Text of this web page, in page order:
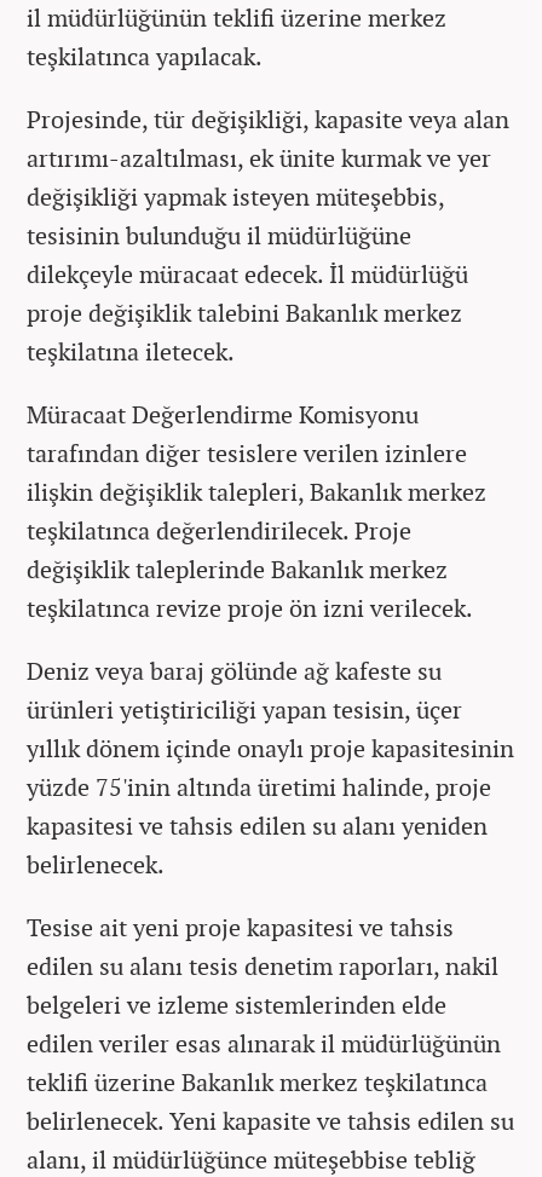
il müdürlüğünün teklifi üzerine merkez
teşkilatınca yapılacak.
Projesinde, tür değişikliği, kapasite veya alan
artırımı-azaltılması, ek ünite kurmak ve yer
değişikliği yapmak isteyen müteşebbis,
tesisinin bulunduğu il müdürlüğüne
dilekçeyle müracaat edecek. İl müdürlüğü
proje değişiklik talebini Bakanlık merkez
teşkilatına iletecek.
Müracaat Değerlendirme Komisyonu
tarafından diğer tesislere verilen izinlere
ilişkin değişiklik talepleri, Bakanlık merkez
teşkilatınca değerlendirilecek. Proje
değişiklik taleplerinde Bakanlık merkez
teşkilatınca revize proje ön izni verilecek.
Deniz veya baraj gölünde ağ kafeste su
ürünleri yetiştiriciliği yapan tesisin, üçer
yıllık dönem içinde onaylı proje kapasitesinin
yüzde 75'inin altında üretimi halinde, proje
kapasitesi ve tahsis edilen su alanı yeniden
belirlenecek.
Tesise ait yeni proje kapasitesi ve tahsis
edilen su alanı tesis denetim raporları, nakil
belgeleri ve izleme sistemlerinden elde
edilen veriler esas alınarak il müdürlüğünün
teklifi üzerine Bakanlık merkez teşkilatınca
belirlenecek. Yeni kapasite ve tahsis edilen su
alanı, il müdürlüğünce müteşebbise tebliğ